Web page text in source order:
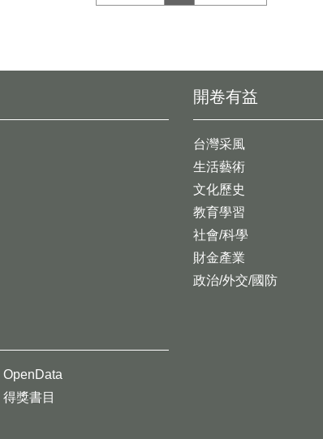
開卷有益
台灣采風
生活藝術
文化歷史
教育學習
社會/科學
財金產業
政治/外交/國防
OpenData
得獎書目